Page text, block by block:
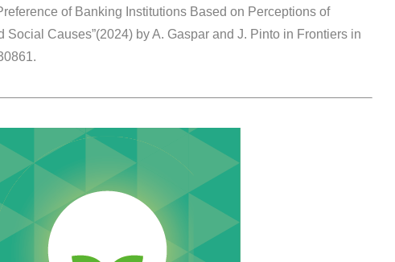
of Banking Institutions Based on Perceptions of
Social Causes”(2024) by A. Gaspar and J. Pinto in Frontiers in